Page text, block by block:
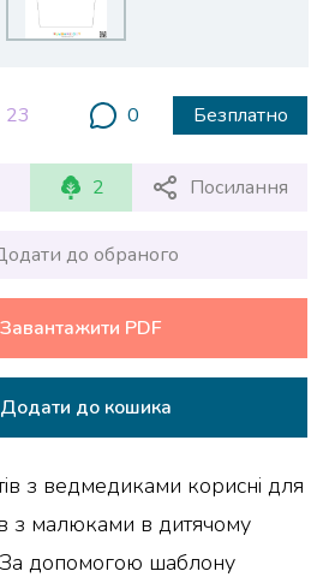
23 0 Безплатно
2 Посилання
до обраного
Завантажити PDF
Додати до кошика
з ведмедиками корисні для
з малюками в дитячому
допомогою шаблону